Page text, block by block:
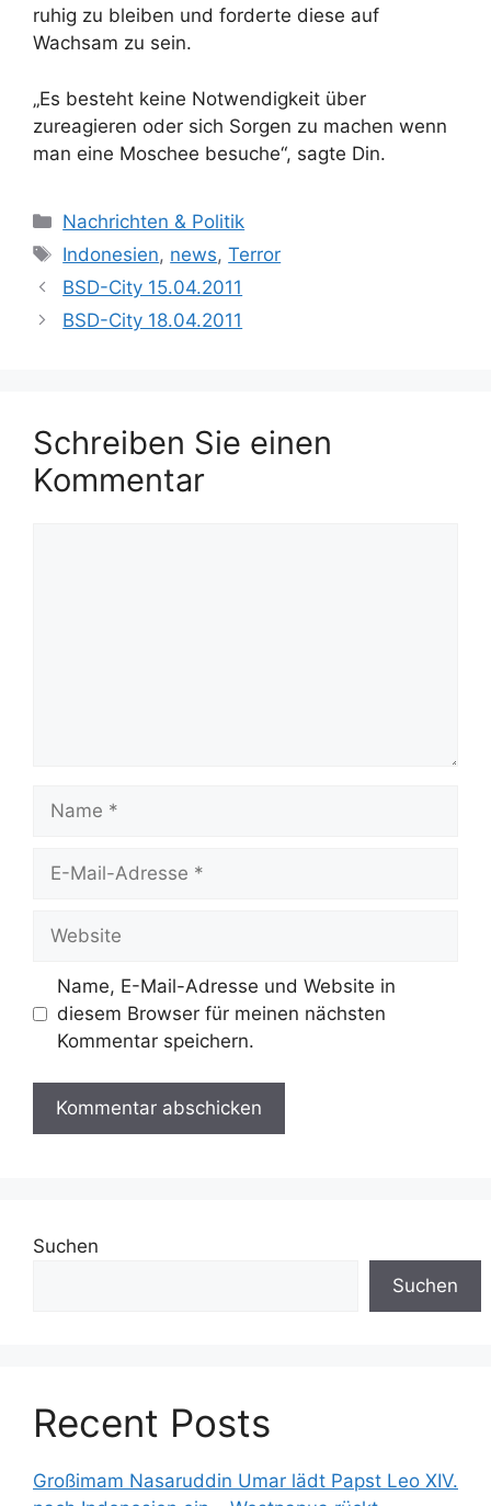
ruhig zu bleiben und forderte diese auf
Wachsam zu sein.
„Es besteht keine Notwendigkeit über
zureagieren oder sich Sorgen zu machen wenn
man eine Moschee besuche“, sagte Din.
Kategorien
Nachrichten & Politik
Schlagwörter
Indonesien, news,Terror
BSD-City 15.04.2011
BSD-City 18.04.2011
Schreiben Sie einen
Kommentar
Mail-
Name, E-Mail-Adresse und Website in
diesem Browser für meinen nächsten
Kommentar speichern.
Suchen
Suchen
Recent Posts
Großimam Nasaruddin Umar lädt Papst Leo XIV.